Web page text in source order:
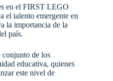
en el FIRST LEGO
el talento emergente en
la importancia de la
país.
conjunto de los
educativa, quienes
este nivel de